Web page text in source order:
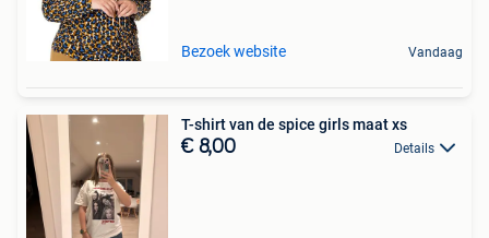
Bezoek website Vandaag
T-shirt van de spice girls maat xs
€ 8,00 Details